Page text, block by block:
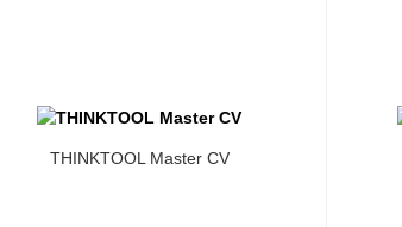
THINKTOOL Master CV